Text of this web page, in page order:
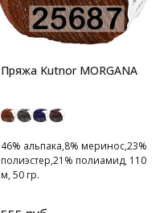
Пряжа Kutnor MORGANA
46% альпака,8% меринос,23%
полиэстер,21% полиамид, 110
м, 50 гр.